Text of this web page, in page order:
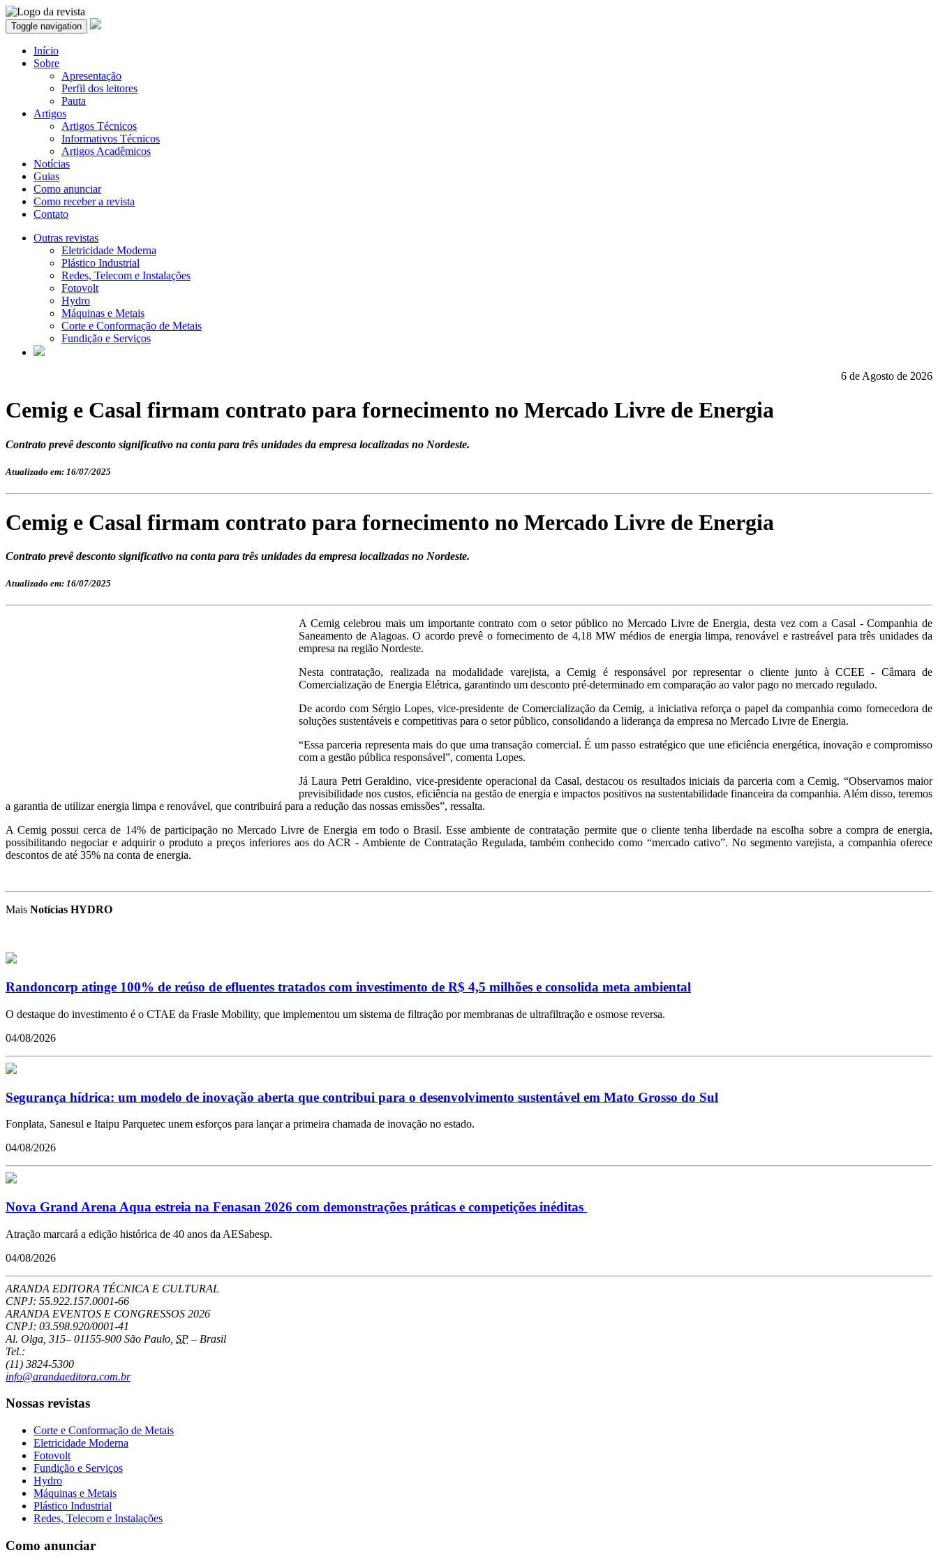
Toggle navigation
Início
Sobre
Apresentação
Perfil dos leitores
Pauta
Artigos
Artigos Técnicos
Informativos Técnicos
Artigos Acadêmicos
Notícias
Guias
Como anunciar
Como receber a revista
Contato
Outras revistas
Eletricidade Moderna
Plástico Industrial
Redes, Telecom e Instalações
Fotovolt
Hydro
Máquinas e Metais
Corte e Conformação de Metais
Fundição e Serviços
6 de Agosto de 2026
Cemig e Casal firmam contrato para fornecimento no Mercado Livre de Energia
Contrato prevê desconto significativo na conta para três unidades da empresa localizadas no Nordeste.
Atualizado em: 16/07/2025
Cemig e Casal firmam contrato para fornecimento no Mercado Livre de Energia
Contrato prevê desconto significativo na conta para três unidades da empresa localizadas no Nordeste.
Atualizado em: 16/07/2025
A Cemig celebrou mais um importante contrato com o setor público no Mercado Livre de Energia, desta vez com a Casal - Companhia de
Saneamento de Alagoas. O acordo prevê o fornecimento de 4,18 MW médios de energia limpa, renovável e rastreável para três unidades da
empresa na região Nordeste.
Nesta contratação, realizada na modalidade varejista, a Cemig é responsável por representar o cliente junto à CCEE - Câmara de
Comercialização de Energia Elétrica, garantindo um desconto pré-determinado em comparação ao valor pago no mercado regulado.
De acordo com Sérgio Lopes, vice-presidente de Comercialização da Cemig, a iniciativa reforça o papel da companhia como fornecedora de
soluções sustentáveis e competitivas para o setor público, consolidando a liderança da empresa no Mercado Livre de Energia.
“Essa parceria representa mais do que uma transação comercial. É um passo estratégico que une eficiência energética, inovação e compromisso
com a gestão pública responsável”, comenta Lopes.
Já Laura Petri Geraldino, vice-presidente operacional da Casal, destacou os resultados iniciais da parceria com a Cemig. “Observamos maior
previsibilidade nos custos, eficiência na gestão de energia e impactos positivos na sustentabilidade financeira da companhia. Além disso, teremos
a garantia de utilizar energia limpa e renovável, que contribuirá para a redução das nossas emissões”, ressalta.
A Cemig possui cerca de 14% de participação no Mercado Livre de Energia em todo o Brasil. Esse ambiente de contratação permite que o cliente tenha liberdade na escolha sobre a compra de energia,
possibilitando negociar e adquirir o produto a preços inferiores aos do ACR - Ambiente de Contratação Regulada, também conhecido como “mercado cativo”. No segmento varejista, a companhia oferece
descontos de até 35% na conta de energia.
Mais Notícias HYDRO
Randoncorp atinge 100% de reúso de efluentes tratados com investimento de R$ 4,5 milhões e consolida meta ambiental
O destaque do investimento é o CTAE da Frasle Mobility, que implementou um sistema de filtração por membranas de ultrafiltração e osmose reversa.
04/08/2026
Segurança hídrica: um modelo de inovação aberta que contribui para o desenvolvimento sustentável em Mato Grosso do Sul
Fonplata, Sanesul e Itaipu Parquetec unem esforços para lançar a primeira chamada de inovação no estado.
04/08/2026
Nova Grand Arena Aqua estreia na Fenasan 2026 com demonstrações práticas e competições inéditas
Atração marcará a edição histórica de 40 anos da AESabesp.
04/08/2026
ARANDA EDITORA TÉCNICA E CULTURAL
CNPJ: 55.922.157.0001-66
ARANDA EVENTOS E CONGRESSOS 2026
CNPJ: 03.598.920/0001-41
Al. Olga, 315– 01155-900 São Paulo SP – Brasil
Tel.:
(11) 3824-5300
info@arandaeditora.com.br
Nossas revistas
Corte e Conformação de Metais
Eletricidade Moderna
Fotovolt
Fundição e Serviços
Hydro
Máquinas e Metais
Plástico Industrial
Redes, Telecom e Instalações
Como anunciar